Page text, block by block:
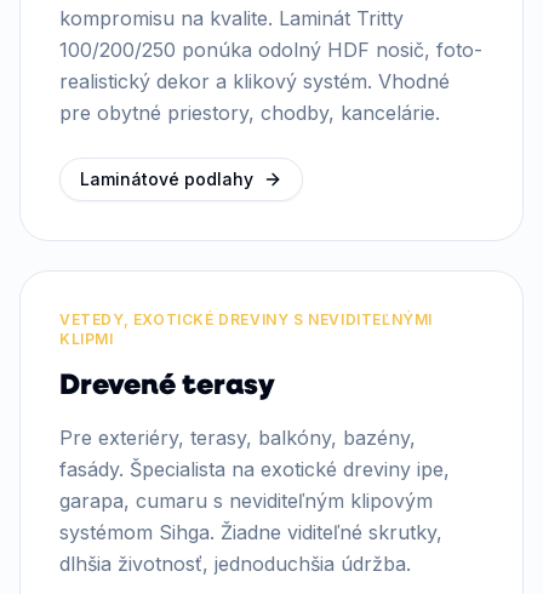
kompromisu na kvalite. Laminát Tritty
100/200/250 ponúka odolný HDF nosič, foto-
realistický dekor a klikový systém. Vhodné
pre obytné priestory, chodby, kancelárie.
Laminátové podlahy
VETEDY, EXOTICKÉ DREVINY S NEVIDITEĽNÝMI
KLIPMI
Drevené terasy
Pre exteriéry, terasy, balkóny, bazény,
fasády. Špecialista na exotické dreviny ipe,
garapa, cumaru s neviditeľným klipovým
systémom Sihga. Žiadne viditeľné skrutky,
dlhšia životnosť, jednoduchšia údržba.